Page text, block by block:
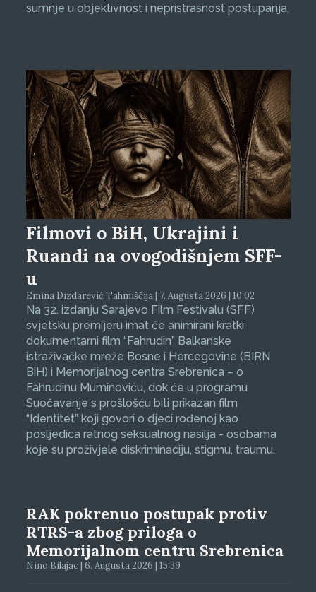
sumnje u objektivnost i nepristrasnost postupanja.
Filmovi o BiH, Ukrajini i
Ruandi na ovogodišnjem SFF-
u
Emina Dizdarević Tahmiščija | 7. Augusta 2026 | 10:02
Na 32. izdanju Sarajevo Film Festivalu (SFF)
svjetsku premijeru imat će animirani kratki
dokumentarni film “Fahrudin” Balkanske
istraživačke mreže Bosne i Hercegovine (BIRN
BiH) i Memorijalnog centra Srebrenica – o
Fahrudinu Muminoviću, dok će u programu
Suočavanje s prošlošću biti prikazan film
“Identitet” koji govori o djeci rođenoj kao
posljedica ratnog seksualnog nasilja - osobama
koje su proživjele diskriminaciju, stigmu, traumu.
RAK pokrenuo postupak protiv
RTRS-a zbog priloga o
Memorijalnom centru Srebrenica
Nino Bilajac | 6. Augusta 2026 | 15:39